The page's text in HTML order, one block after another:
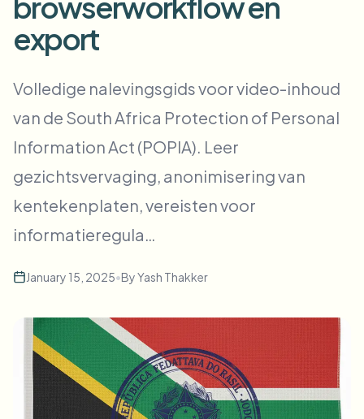
Video-intelligentie
Verwerk veel video’s in één keer
Bulk gezichtsvervaging
Hoge doorvoer pipelines
Enterprise-zones, beleid en beoordeling
API & SDK
Contactformulier
Video-intelligentie
Achtergrondverwijdering in bulk
export
Volledige nalevingsgids voor video-inhoud
van de South Africa Protection of Personal
Information Act (POPIA). Leer
gezichtsvervaging, anonimisering van
kentekenplaten, vereisten voor
informatieregula…
January 15, 2025•ByYash Thakker